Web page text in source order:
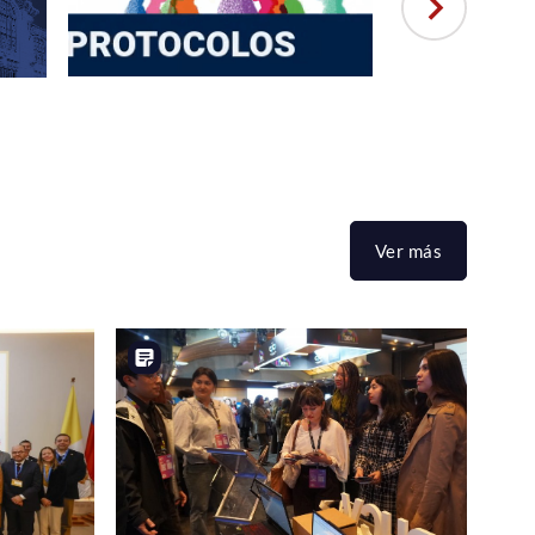
Ver más